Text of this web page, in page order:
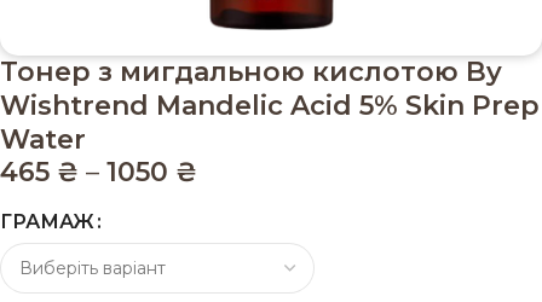
Тонер з мигдальною кислотою By
Wishtrend Mandelic Acid 5% Skin Prep
Water
465 ₴ – 1050 ₴
ГРАМАЖ